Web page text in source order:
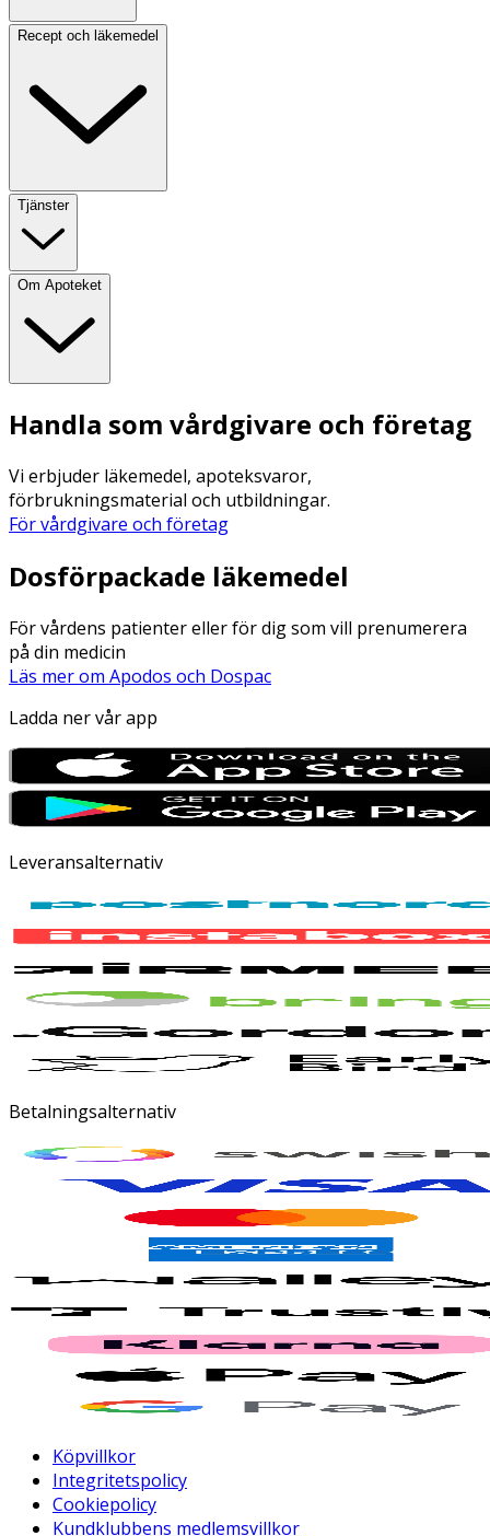
Recept och läkemedel
Tjänster
Om Apoteket
Handla som vårdgivare och företag
Vi erbjuder läkemedel, apoteksvaror,
förbrukningsmaterial och utbildningar.
För vårdgivare och företag
Dosförpackade läkemedel
För vårdens patienter eller för dig som vill prenumerera
på din medicin
Läs mer om Apodos och Dospac
Ladda ner vår app
Leveransalternativ
Betalningsalternativ
Köpvillkor
Integritetspolicy
Cookiepolicy
Kundklubbens medlemsvillkor